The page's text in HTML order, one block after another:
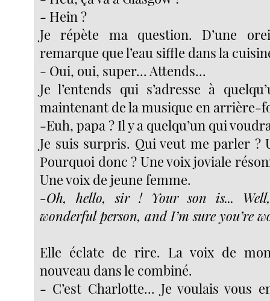
- Hein ?
Je répète ma question. D’une
remarque que l’eau siffle dans la
- Oui, oui, super... Attends...
Je l’entends qui s’adresse à
maintenant de la musique en arrière-
-Euh, papa ? Il y a quelqu’un qui
Je suis surpris. Qui veut me parler ?
Pourquoi donc ? Une voix joviale
Une voix de jeune femme.
-Oh, hello, sir ! Your son is...
wonderful person, and I’m sure you’re
Elle éclate de rire. La voix de
nouveau dans le combiné.
- C’est Charlotte... Je voulais vous